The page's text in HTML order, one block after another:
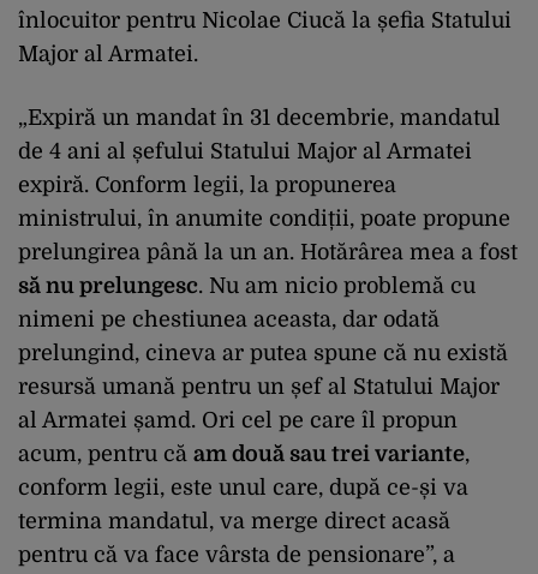
înlocuitor pentru Nicolae Ciucă la șefia Statului
Major al Armatei.
„Expiră un mandat în 31 decembrie, mandatul
de 4 ani al șefului Statului Major al Armatei
expiră. Conform legii, la propunerea
ministrului, în anumite condiții, poate propune
prelungirea până la un an. Hotărârea mea a fost
să nu prelungesc. Nu am nicio problemă cu
nimeni pe chestiunea aceasta, dar odată
prelungind, cineva ar putea spune că nu există
resursă umană pentru un șef al Statului Major
al Armatei șamd. Ori cel pe care îl propun
acum, pentru că am două sau trei variante,
conform legii, este unul care, după ce-și va
termina mandatul, va merge direct acasă
pentru că va face vârsta de pensionare”, a